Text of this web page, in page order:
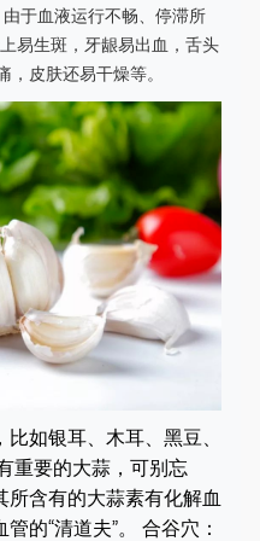
于血液运行不畅、停滞所
易生斑，牙龈易出血，舌头
，皮肤还易干燥等。
如银耳、木耳、黑豆、
重要的大蒜，可别忘
含有的大蒜素有化解血
的“清道夫”。 合谷穴：